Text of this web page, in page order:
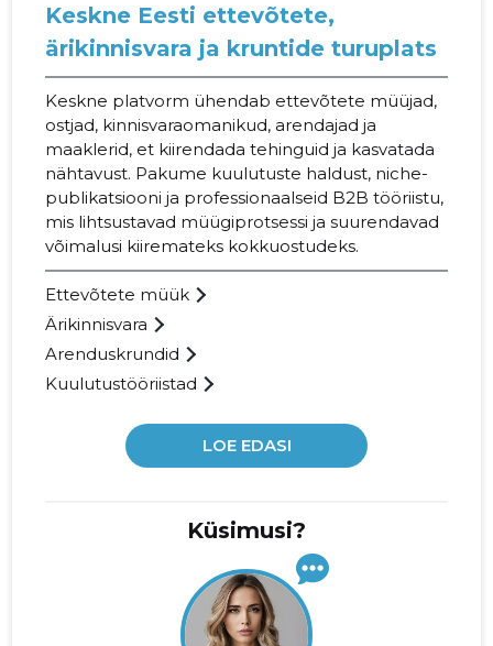
Keskne Eesti ettevõtete,
ärikinnisvara ja kruntide turuplats
Keskne platvorm ühendab ettevõtete müüjad,
ostjad, kinnisvaraomanikud, arendajad ja
maaklerid, et kiirendada tehinguid ja kasvatada
nähtavust. Pakume kuulutuste haldust, niche-
publikatsiooni ja professionaalseid B2B tööriistu,
mis lihtsustavad müügiprotsessi ja suuren­davad
võimalusi kiiremateks kokkuostudeks.
Ettevõtete müük
Ärikinnisvara
Arenduskrundid
Kuulutustööriistad
LOE EDASI
Küsimusi?